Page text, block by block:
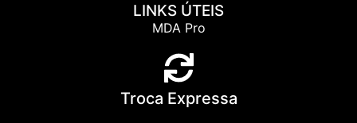
LINKS ÚTEIS
MDA Pro
Troca Expressa